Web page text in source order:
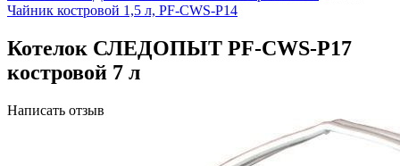
Чайник костровой 1,5 л, PF-CWS-P14
Котелок СЛЕДОПЫТ PF-CWS-P17
костровой 7 л
Написать отзыв